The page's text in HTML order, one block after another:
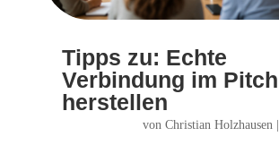
Tipps zu: Echte
Verbindung im Pitch
herstellen
von Christian Holzhausen |